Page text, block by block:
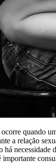
ocorre quando
a relação
há necessidade
importante